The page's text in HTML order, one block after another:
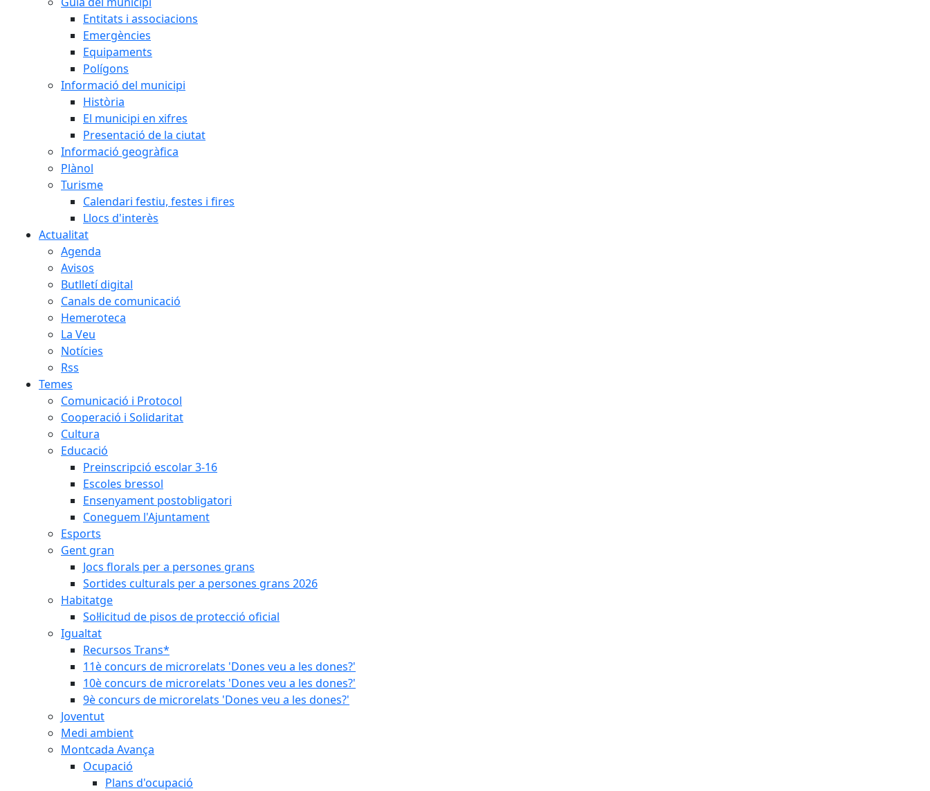
Entitats i associacions
Emergències
Equipaments
Polígons
Informació del municipi
Història
El municipi en xifres
Presentació de la ciutat
Informació geogràfica
Plànol
Turisme
Calendari festiu, festes i fires
Llocs d'interès
Actualitat
Agenda
Avisos
Butlletí digital
Canals de comunicació
Hemeroteca
La Veu
Notícies
Rss
Temes
Comunicació i Protocol
Cooperació i Solidaritat
Cultura
Educació
Preinscripció escolar 3-16
Escoles bressol
Ensenyament postobligatori
Coneguem l'Ajuntament
Esports
Gent gran
Jocs florals per a persones grans
Sortides culturals per a persones grans 2026
Habitatge
Sol·licitud de pisos de protecció oficial
Igualtat
Recursos Trans*
11è concurs de microrelats 'Dones veu a les dones?'
10è concurs de microrelats 'Dones veu a les dones?'
9è concurs de microrelats 'Dones veu a les dones?'
Joventut
Medi ambient
Montcada Avança
Ocupació
Plans d'ocupació